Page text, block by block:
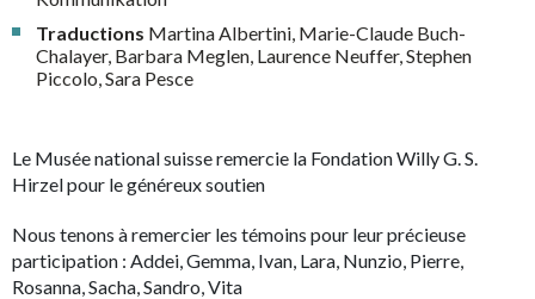
Traductions Martina Albertini, Marie-Claude Buch-
Chalayer, Barbara Meglen, Laurence Neuffer, Stephen
Piccolo, Sara Pesce
Le Musée national suisse remercie la Fondation Willy G. S.
Hirzel pour le généreux soutien
Nous tenons à remercier les témoins pour leur précieuse
participation : Addei, Gemma, Ivan, Lara, Nunzio, Pierre,
Rosanna, Sacha, Sandro, Vita